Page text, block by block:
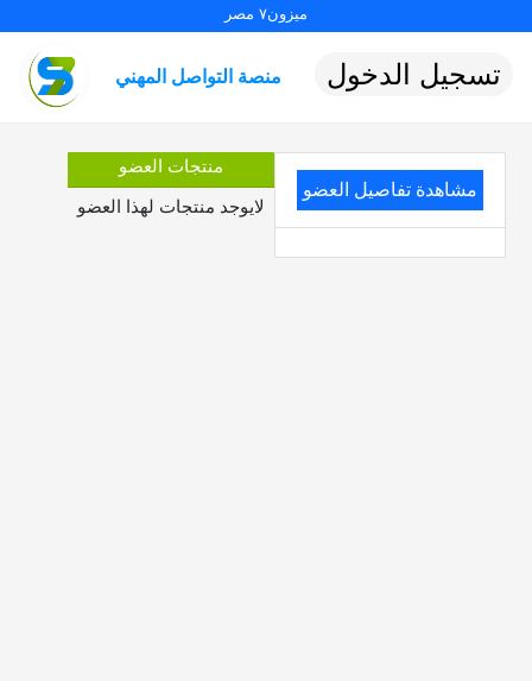
ميزون٧ مصر
منصة التواصل المهني تسجيل الدخول
مشاهدة تفاصيل العضو
منتجات العضو
لايوجد منتجات لهذا العضو